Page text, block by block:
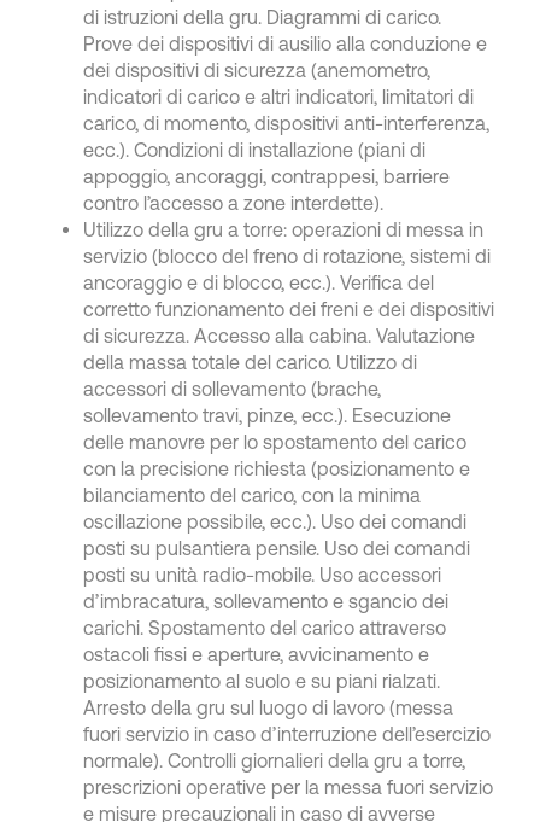
di istruzioni della gru. Diagrammi di carico.
Prove dei dispositivi di ausilio alla conduzione e
dei dispositivi di sicurezza (anemometro,
indicatori di carico e altri indicatori, limitatori di
carico, di momento, dispositivi anti-interferenza,
ecc.). Condizioni di installazione (piani di
appoggio, ancoraggi, contrappesi, barriere
contro l’accesso a zone interdette).
Utilizzo della gru a torre: operazioni di messa in
servizio (blocco del freno di rotazione, sistemi di
ancoraggio e di blocco, ecc.). Verifica del
corretto funzionamento dei freni e dei dispositivi
di sicurezza. Accesso alla cabina. Valutazione
della massa totale del carico. Utilizzo di
accessori di sollevamento (brache,
sollevamento travi, pinze, ecc.). Esecuzione
delle manovre per lo spostamento del carico
con la precisione richiesta (posizionamento e
bilanciamento del carico, con la minima
oscillazione possibile, ecc.). Uso dei comandi
posti su pulsantiera pensile. Uso dei comandi
posti su unità radio-mobile. Uso accessori
d’imbracatura, sollevamento e sgancio dei
carichi. Spostamento del carico attraverso
ostacoli fissi e aperture, avvicinamento e
posizionamento al suolo e su piani rialzati.
Arresto della gru sul luogo di lavoro (messa
fuori servizio in caso d’interruzione dell’esercizio
normale). Controlli giornalieri della gru a torre,
prescrizioni operative per la messa fuori servizio
e misure precauzionali in caso di avverse